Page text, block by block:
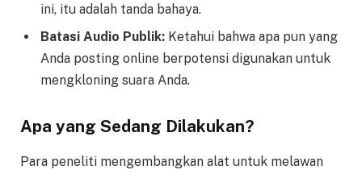
ini, itu adalah tanda bahaya.
Batasi Audio Publik: Ketahui bahwa apa pun yang
Anda posting online berpotensi digunakan untuk
mengkloning suara Anda.
Apa yang Sedang Dilakukan?
Para peneliti mengembangkan alat untuk melawan